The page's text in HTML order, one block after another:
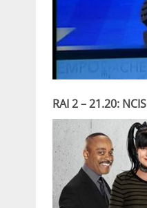
RAI 2 – 21.20: NCIS